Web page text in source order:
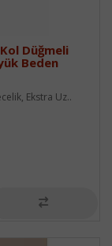
Düğmeli
Beden
Ekstra Uz..